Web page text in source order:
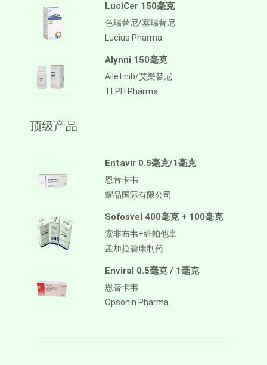
LuciCer 150毫克
色瑞替尼/塞瑞替尼
Lucius Pharma
Alynni 150毫克
Ailetinib/艾樂替尼
TLPH Pharma
顶级产品
Entavir 0.5毫克/1毫克
恩替卡韦
耀品国际有限公司
Sofosvel 400毫克 + 100毫克
索非布韦+維帕他韋
孟加拉碧康制药
Enviral 0.5毫克 / 1毫克
恩替卡韦
Opsonin Pharma